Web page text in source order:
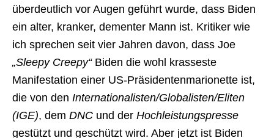
überdeutlich vor Augen geführt wurde, dass Biden
ein alter, kranker, dementer Mann ist. Kritiker wie
ich sprechen seit vier Jahren davon, dass Joe
„Sleepy Creepy“Biden die wohl krasseste
Manifestation einer US-Präsidentenmarionette ist,
die von den Internationalisten/Globalisten/Eliten
(IGE), dem DNC und der Hochleistungspresse
gestützt und geschützt wird. Aber jetzt ist Biden